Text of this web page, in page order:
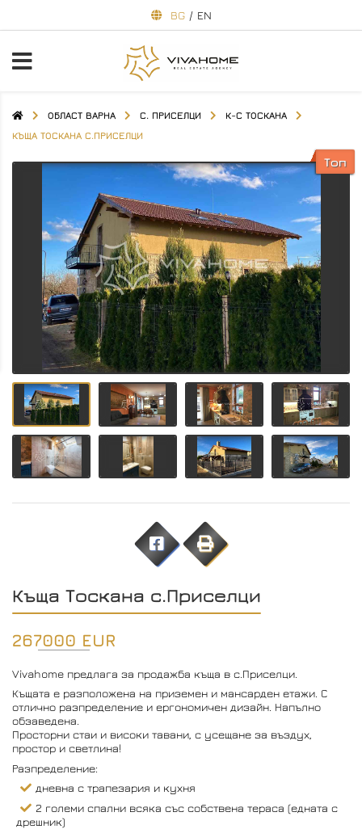
BG / EN
ОБЛАСТ ВАРНА С. ПРИСЕЛЦИ
К-С ТОСКАНА
КЪЩА ТОСКАНА С.ПРИСЕЛЦИ
Топ
Къща Тоскана с.Приселци
267000 EUR
Vivahome предлага за продажба къща в с.Приселци.
Къщата е разположена на приземен и мансарден етажи. С
отлично разпределение и ергономичен дизайн. Напълно
обзаведена.
Просторни стаи и високи тавани, с усещане за въздух,
простор и светлина!
Разпределение:
дневна с трапезария и кухня
2 големи спални всяка със собствена тераса (едната с
дрешник)